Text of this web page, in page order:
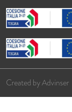
Created byAdvinser